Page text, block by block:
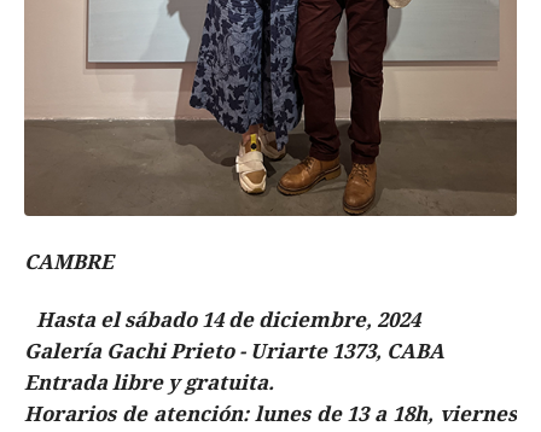
CAMBRE
Hasta el sábado 14 de diciembre, 2024
Galería Gachi Prieto - Uriarte 1373, CABA
Entrada libre y gratuita.
Horarios de atención: lunes de 13 a 18h, viernes